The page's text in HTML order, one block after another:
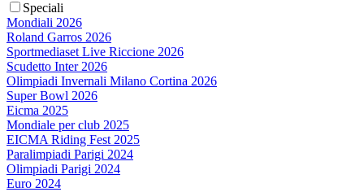
Speciali
Mondiali 2026
Roland Garros 2026
Sportmediaset Live Riccione 2026
Scudetto Inter 2026
Olimpiadi Invernali Milano Cortina 2026
Super Bowl 2026
Eicma 2025
Mondiale per club 2025
EICMA Riding Fest 2025
Paralimpiadi Parigi 2024
Olimpiadi Parigi 2024
Euro 2024